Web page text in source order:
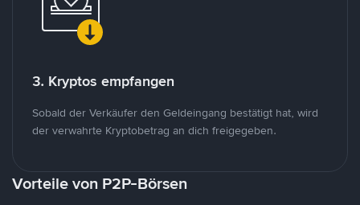
3. Kryptos empfangen
Sobald der Verkäufer den Geldeingang bestätigt hat, wird
der verwahrte Kryptobetrag an dich freigegeben.
Vorteile von P2P-Börsen